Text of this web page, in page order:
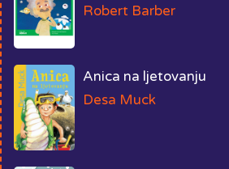
Robert Barber
Anica na ljetovanju
Desa Muck